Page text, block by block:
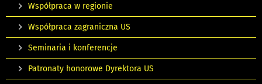
Współpraca w regionie
Współpraca zagraniczna US
Seminaria i konferencje
Patronaty honorowe Dyrektora US